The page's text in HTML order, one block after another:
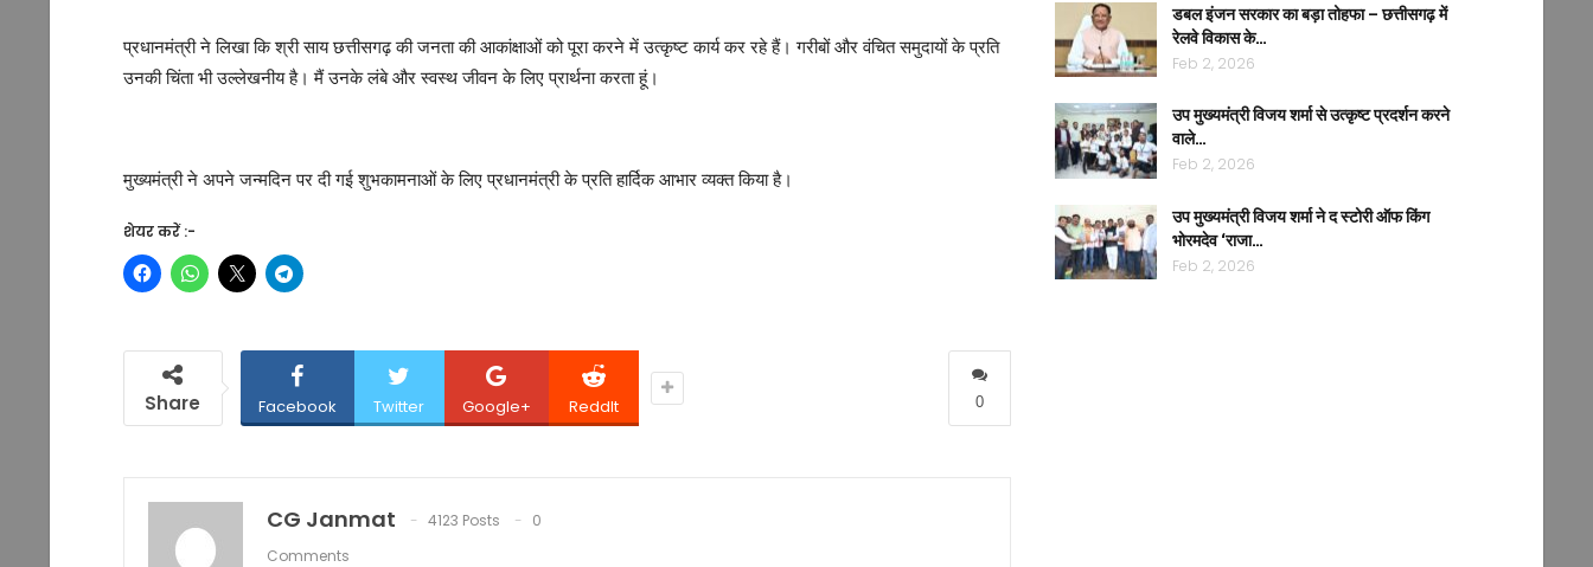
प्रधानमंत्री ने लिखा कि श्री साय छत्तीसगढ़ की जनता की आकांक्षाओं को पूरा करने में उत्कृष्ट कार्य कर रहे हैं। गरीबों और वंचित समुदायों के प्रति
उनकी चिंता भी उल्लेखनीय है। मैं उनके लंबे और स्वस्थ जीवन के लिए प्रार्थना करता हूं।
मुख्यमंत्री ने अपने जन्मदिन पर दी गई शुभकामनाओं के लिए प्रधानमंत्री के प्रति हार्दिक आभार व्यक्त किया है।
शेयर करें :-
0
Share Facebook Twitter Google+ ReddIt
CG Janmat 4123 Posts
0
Comments
डबल इंजन सरकार का बड़ा तोहफा – छत्तीसगढ़ में
रेलवे विकास के…
Feb 2, 2026
उप मुख्यमंत्री विजय शर्मा से उत्कृष्ट प्रदर्शन करने
वाले…
Feb 2, 2026
उप मुख्यमंत्री विजय शर्मा ने द स्टोरी ऑफ किंग
भोरमदेव ‘राजा…
Feb 2, 2026